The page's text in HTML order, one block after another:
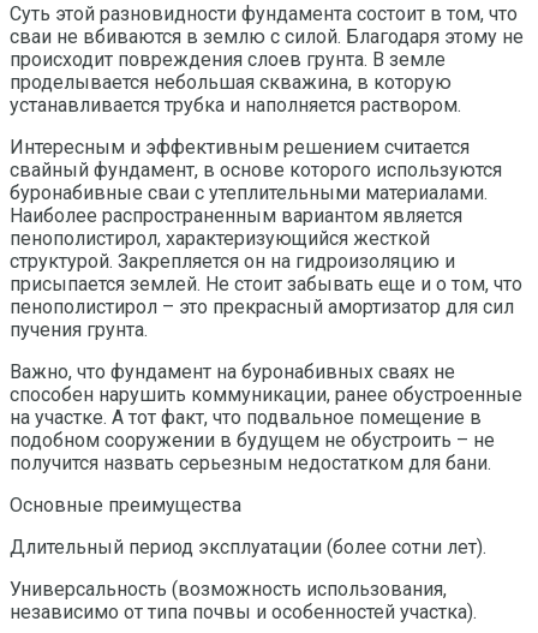
Суть этой разновидности фундамента состоит в том, что
сваи не вбиваются в землю с силой. Благодаря этому не
происходит повреждения слоев грунта. В земле
проделывается небольшая скважина, в которую
устанавливается трубка и наполняется раствором.
Интересным и эффективным решением считается
свайный фундамент, в основе которого используются
буронабивные сваи с утеплительными материалами.
Наиболее распространенным вариантом является
пенополистирол, характеризующийся жесткой
структурой. Закрепляется он на гидроизоляцию и
присыпается землей. Не стоит забывать еще и о том, что
пенополистирол – это прекрасный амортизатор для сил
пучения грунта.
Важно, что фундамент на буронабивных сваях не
способен нарушить коммуникации, ранее обустроенные
на участке. А тот факт, что подвальное помещение в
подобном сооружении в будущем не обустроить – не
получится назвать серьезным недостатком для бани.
Основные преимущества
Длительный период эксплуатации (более сотни лет).
Универсальность (возможность использования,
независимо от типа почвы и особенностей участка).